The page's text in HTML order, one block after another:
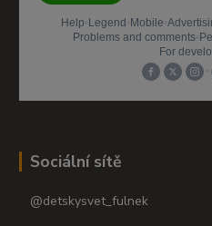
Sociální sítě
@detskysvet_fulnek